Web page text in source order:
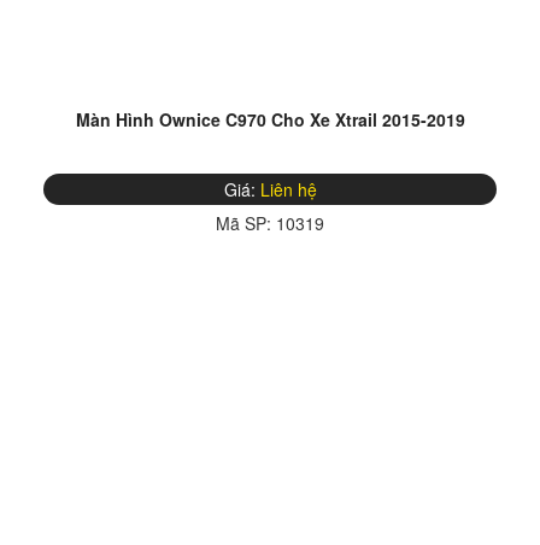
Màn Hình Ownice C970 Cho Xe Xtrail 2015-2019
Giá: Liên hệ
Mã SP: 10319